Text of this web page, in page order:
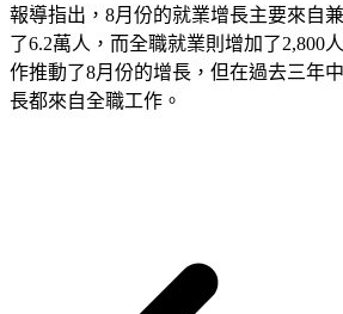
報導指出，8月份的就業增長主要來自
了6.2萬人，而全職就業則增加了2,800
作推動了8月份的增長，但在過去三年
長都來自全職工作。